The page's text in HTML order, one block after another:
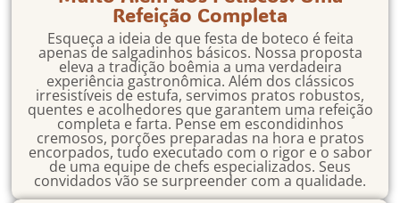
Refeição Completa
Esqueça a ideia de que festa de boteco é feita
apenas de salgadinhos básicos. Nossa proposta
eleva a tradição boêmia a uma verdadeira
experiência gastronômica. Além dos clássicos
irresistíveis de estufa, servimos pratos robustos,
quentes e acolhedores que garantem uma refeição
completa e farta. Pense em escondidinhos
cremosos, porções preparadas na hora e pratos
encorpados, tudo executado com o rigor e o sabor
de uma equipe de chefs especializados. Seus
convidados vão se surpreender com a qualidade.